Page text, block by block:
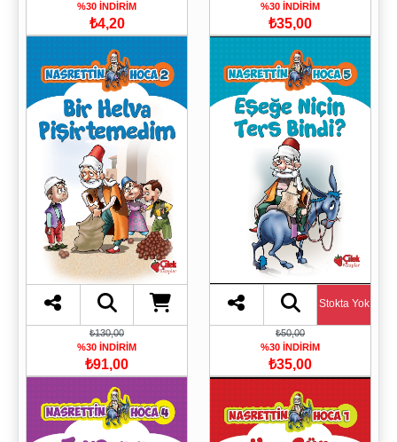
%30 İNDİRİM
₺4,20
%30 İNDİRİM
₺35,00
₺130,00
%30 İNDİRİM
₺91,00
Stokta Yok
₺50,00
%30 İNDİRİM
₺35,00